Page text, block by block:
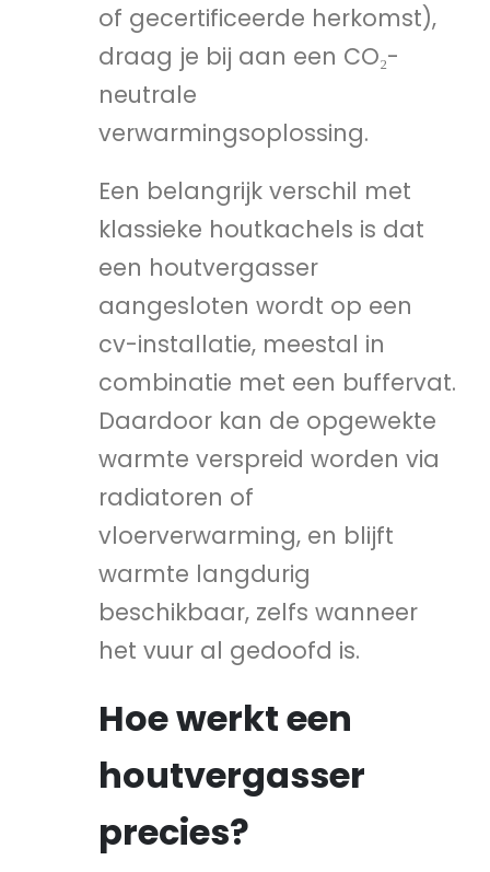
of gecertificeerde herkomst),
draag je bij aan een CO₂-
neutrale
verwarmingsoplossing.
Een belangrijk verschil met
klassieke houtkachels is dat
een houtvergasser
aangesloten wordt op een
cv-installatie, meestal in
combinatie met een buffervat.
Daardoor kan de opgewekte
warmte verspreid worden via
radiatoren of
vloerverwarming, en blijft
warmte langdurig
beschikbaar, zelfs wanneer
het vuur al gedoofd is.
Hoe werkt een
houtvergasser
precies?